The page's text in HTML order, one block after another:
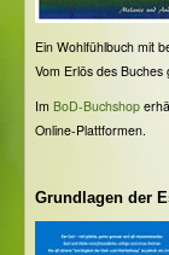
Ein Wohlfühlbuch mit
Vom Erlös des
Im BoD-Buchshop
Online-Plattformen.
Grundlagen der